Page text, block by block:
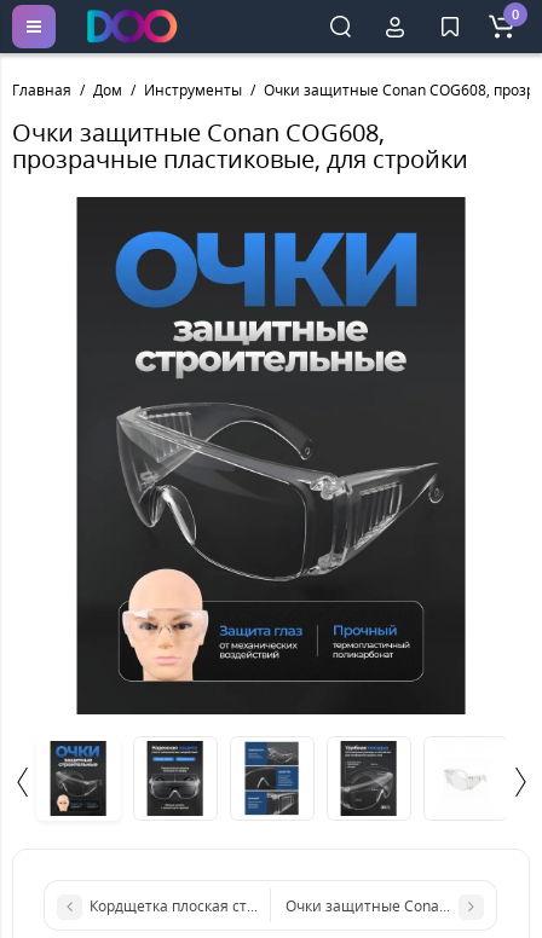
0
Главная Дом Инструменты Очки защитные Conan COG608,
Очки защитные Conan COG608,
прозрачные пластиковые, для стройки
Кордщетка плоская стальная витая для УШМ
Очки защитные Conan COG608,